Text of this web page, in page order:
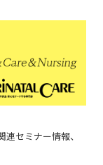
セミナー情報、